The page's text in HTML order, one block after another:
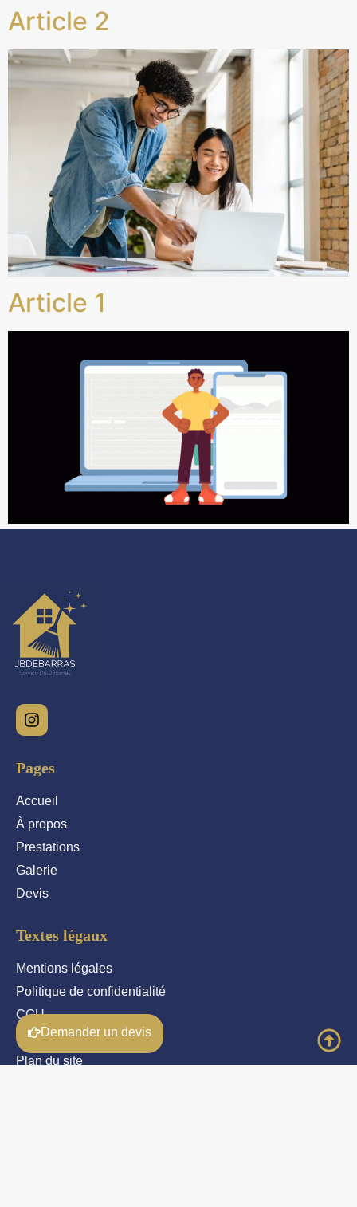
Article 2
Article 1
Pages
Accueil
À propos
Prestations
Galerie
Devis
Textes légaux
Mentions légales
Politique de confidentialité
CGU
Cookies
Plan du site
Demander un devis